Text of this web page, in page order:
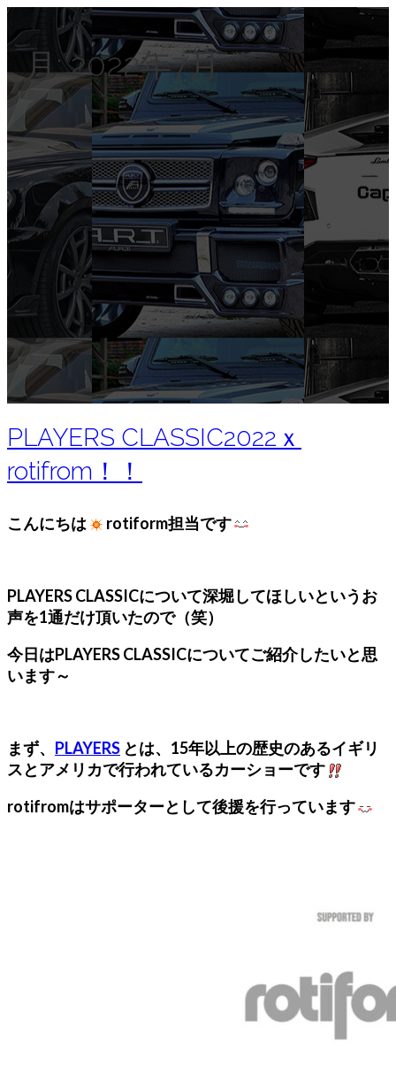
月:2022年7月
PLAYERS CLASSIC2022ｘ
rotifrom！！
こんにちは rotiform担当です
PLAYERS CLASSICについて深堀してほしいというお
声を1通だけ頂いたので（笑）
今日はPLAYERS CLASSICについてご紹介したいと思
います～
まず、 PLAYERS とは、15年以上の歴史のあるイギリ
スとアメリカで行われているカーショーです
rotifromはサポーターとして後援を行っています